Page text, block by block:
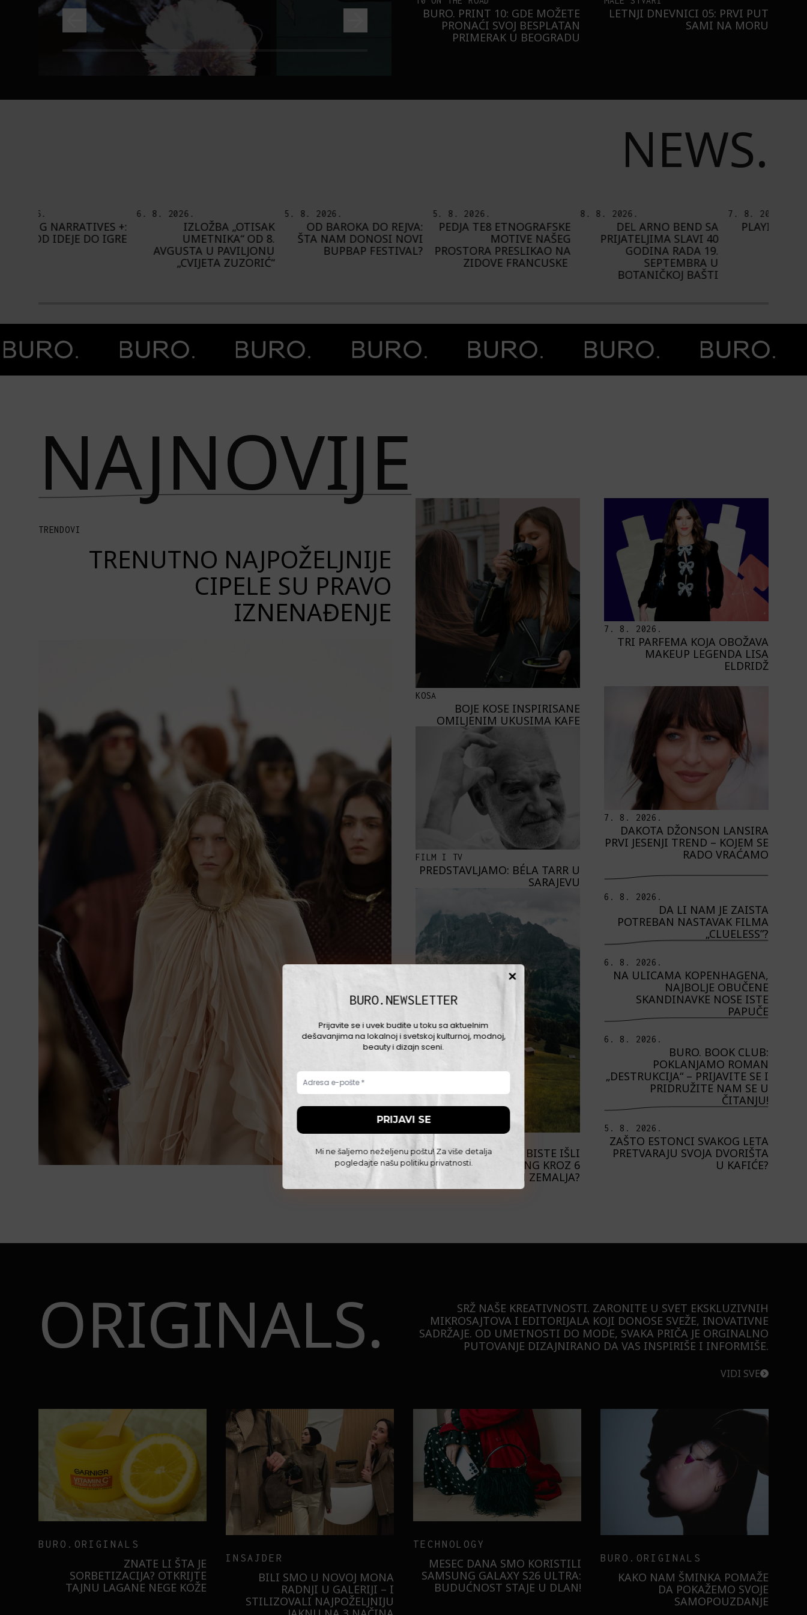
BURO. PRINT 10: GDE MOŽETE
PRONAĆI SVOJ BESPLATAN
PRIMERAK U BEOGRADU
LETNJI DNEVNICI 05: PRVI PUT
SAMI NA MORU
NEWS.
6. 8. 2026.
IZLOŽBA „OTISAK
UMETNIKA“ OD 8.
AVGUSTA U PAVILJONU
5. 8. 2026.
OD BAROKA DO REJVA:
ŠTA NAM DONOSI NOVI
BUPBAP FESTIVAL?
5. 8. 2026.
PEDJA TE8 ETNOGRAFSKE
MOTIVE NAŠEG
PROSTORA PRESLIKAO NA
ZIDOVE FRANCUSKE
8. 8. 2026.
DEL ARNO BEND SA
PRIJATELJIMA SLAVI 40
GODINA RADA 19.
SEPTEMBRA U
BOTANIČKOJ BAŠTI
7. 8. 2026.
PLAYING NARRATIVES +:
OD IDEJE DO IGRE
NAJNOVIJE
TRENDOVI
TRENUTNO NAJPOŽELJNIJE
CIPELE SU PRAVO
IZNENAĐENJE
KOSA
BOJE KOSE INSPIRISANE
OMILJENIM UKUSIMA KAFE
FILM I TV
PREDSTAVLJAMO: BÉLA TARR U
SARAJEVU
PUTOVANJA
WOLF TRAIL: DA LI BISTE IŠLI
NA HAJKING KROZ 6
EVROPSKIH ZEMALJA?
7. 8. 2026.
TRI PARFEMA KOJA OBOŽAVA
MAKEUP LEGENDA LISA
ELDRIDŽ
7. 8. 2026.
DAKOTA DŽONSON LANSIRA
PRVI JESENJI TREND – KOJEM SE
RADO VRAĆAMO
6. 8. 2026.
DA LI NAM JE ZAISTA
POTREBAN NASTAVAK FILMA
„CLUELESS”?
6. 8. 2026.
NA ULICAMA KOPENHAGENA,
NAJBOLJE OBUČENE
SKANDINAVKE NOSE ISTE
PAPUČE
6. 8. 2026.
BURO. BOOK CLUB:
POKLANJAMO ROMAN
„DESTRUKCIJA“ – PRIJAVITE SE I
PRIDRUŽITE NAM SE U
ČITANJU!
5. 8. 2026.
ZAŠTO ESTONCI SVAKOG LETA
PRETVARAJU SVOJA DVORIŠTA
U KAFIĆE?
ORIGINALS.
SRŽ NAŠE KREATIVNOSTI. ZARONITE U SVET EKSKLUZIVNIH
MIKROSAJTOVA I EDITORIJALA KOJI DONOSE SVEŽE, INOVATIVNE
SADRŽAJE. OD UMETNOSTI DO MODE, SVAKA PRIČA JE ORGINALNO
PUTOVANJE DIZAJNIRANO DA VAS INSPIRIŠE I INFORMIŠE.
VIDI SVE
BURO.ORIGINALS
ZNATE LI ŠTA JE
SORBETIZACIJA? OTKRIJTE
TAJNU LAGANE NEGE KOŽE
INSAJDER
BILI SMO U NOVOJ MONA
RADNJI U GALERIJI – I
STILIZOVALI NAJPOŽELJNIJU
TECHNOLOGY
MESEC DANA SMO KORISTILI
SAMSUNG GALAXY S26 ULTRA:
BUDUĆNOST STAJE U DLAN!
BURO.ORIGINALS
KAKO NAM ŠMINKA POMAŽE
DA POKAŽEMO SVOJE
SAMOPOUZDANJE
BURO.NEWSLETTER
Prijavite se i uvek budite u toku sa aktuelnim
dešavanjima na lokalnoj i svetskoj kulturnoj, modnoj,
beauty i dizajn sceni.
Mi ne šaljemo neželjenu poštu! Za više detalja
pogledajte našu politiku privatnosti.